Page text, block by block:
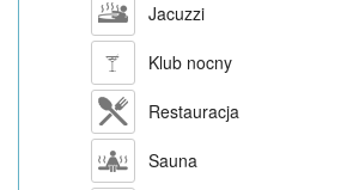
Jacuzzi
Klub nocny
Restauracja
Sauna